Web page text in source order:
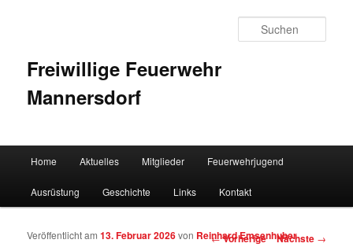
Freiwillige Feuerwehr
Mannersdorf
Zum Inhalt wechseln
Zum sekundären Inhalt wechseln
Home Aktuelles Mitglieder Feuerwehrjugend
Ausrüstung Geschichte Links Kontakt
Artikelnavigation
←Vorherige Nächste →
Veröffentlicht am13. Februar 2026von Reinhard Emsenhuber